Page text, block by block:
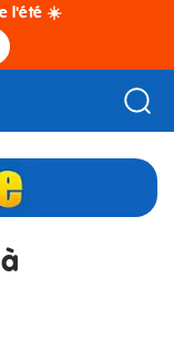
l'été ☀️